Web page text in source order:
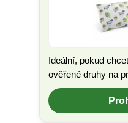
Ideální, pokud
ověřené druhy na